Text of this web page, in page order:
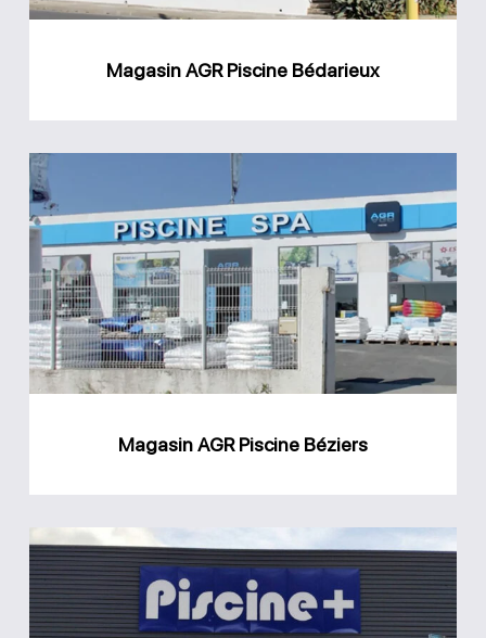
Magasin AGR Piscine Bédarieux
AGR
Piscine
Béziers
Magasin AGR Piscine Béziers
Magasin
Piscine
Plus